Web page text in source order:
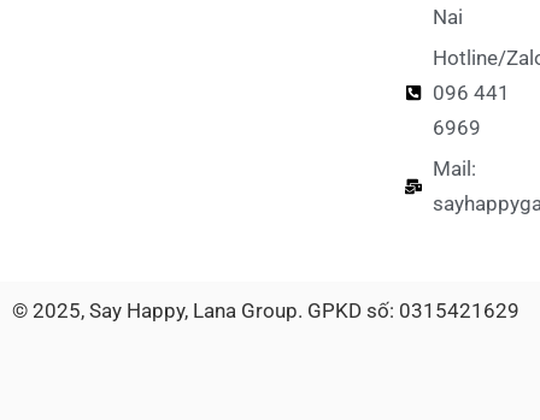
Nai
Hotline/
096 441
6969
Mail:
© 2025, Say Happy, Lana Group. GPKD số: 0315421629